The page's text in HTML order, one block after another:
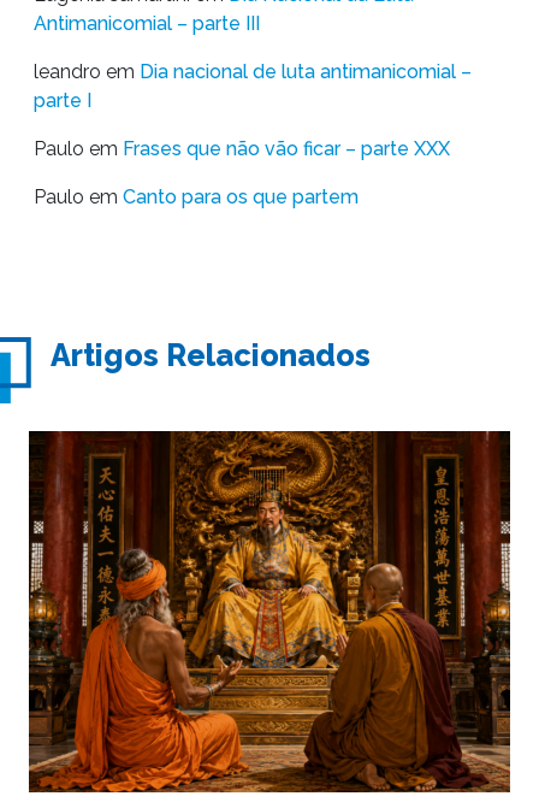
Antimanicomial – parte III
leandro em Dia nacional de luta antimanicomial –
parte I
Paulo em Frases que não vão ficar – parte XXX
Paulo em Canto para os que partem
Artigos Relacionados